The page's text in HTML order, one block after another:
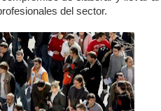
del sector.